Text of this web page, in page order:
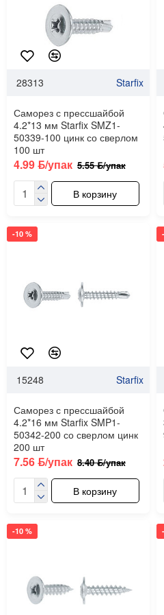
28313 Starfix
Саморез с прессшайбой
4.2*13 мм Starfix SMZ1-
50339-100 цинк со сверлом
100 шт
4.99 ƃ/упак 5.55 ƃ/упак
В корзину
-10 %
15248 Starfix
Саморез с прессшайбой
4.2*16 мм Starfix SMP1-
50342-200 со сверлом цинк
200 шт
7.56 ƃ/упак 8.40 ƃ/упак
В корзину
-10 %